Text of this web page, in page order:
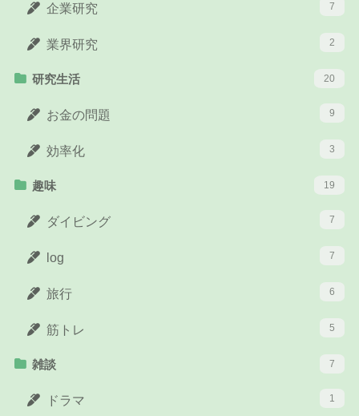
企業研究 7
業界研究 2
研究生活 20
お金の問題 9
効率化 3
趣味 19
ダイビング 7
log 7
旅行 6
筋トレ 5
雑談 7
ドラマ 1